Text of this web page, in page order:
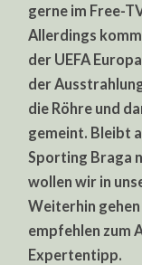
gerne im Free-
Allerdings
der UEFA
der
die Röhre und
gemeint. Bleibt
Sporting Braga
wollen wir in
Weiterhin gehen
empfehlen zum
Expertentipp.